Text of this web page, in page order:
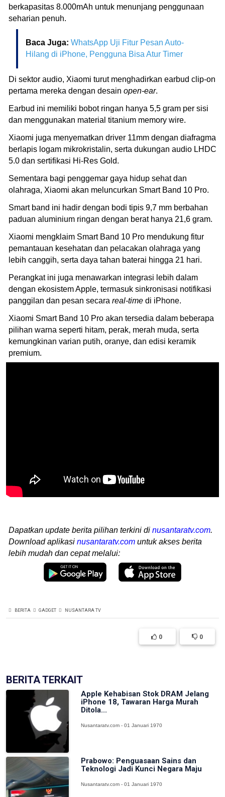
berkapasitas 8.000mAh untuk menunjang penggunaan
seharian penuh.
Baca Juga: WhatsApp Uji Fitur Pesan Auto-
Hilang di iPhone, Pengguna Bisa Atur Timer
Di sektor audio, Xiaomi turut menghadirkan earbud clip-on
pertama mereka dengan desain open-ear.
Earbud ini memiliki bobot ringan hanya 5,5 gram per sisi
dan menggunakan material titanium memory wire.
Xiaomi juga menyematkan driver 11mm dengan diafragma
berlapis logam mikrokristalin, serta dukungan audio LHDC
5.0 dan sertifikasi Hi-Res Gold.
Sementara bagi penggemar gaya hidup sehat dan
olahraga, Xiaomi akan meluncurkan Smart Band 10 Pro.
Smart band ini hadir dengan bodi tipis 9,7 mm berbahan
paduan aluminium ringan dengan berat hanya 21,6 gram.
Xiaomi mengklaim Smart Band 10 Pro mendukung fitur
pemantauan kesehatan dan pelacakan olahraga yang
lebih canggih, serta daya tahan baterai hingga 21 hari.
Perangkat ini juga menawarkan integrasi lebih dalam
dengan ekosistem Apple, termasuk sinkronisasi notifikasi
panggilan dan pesan secara real-time di iPhone.
Xiaomi Smart Band 10 Pro akan tersedia dalam beberapa
pilihan warna seperti hitam, perak, merah muda, serta
kemungkinan varian putih, oranye, dan edisi keramik
premium.
Dapatkan update berita pilihan terkini di nusantaratv.com.
Download aplikasi nusantaratv.com untuk akses berita
lebih mudah dan cepat melalui:
BERITA GADGET NUSANTARA TV
0 0
BERITA TERKAIT
Apple Kehabisan Stok DRAM Jelang
iPhone 18, Tawaran Harga Murah
Ditola...
Nusantaratv.com - 01 Januari 1970
Prabowo: Penguasaan Sains dan
Teknologi Jadi Kunci Negara Maju
Nusantaratv.com - 01 Januari 1970